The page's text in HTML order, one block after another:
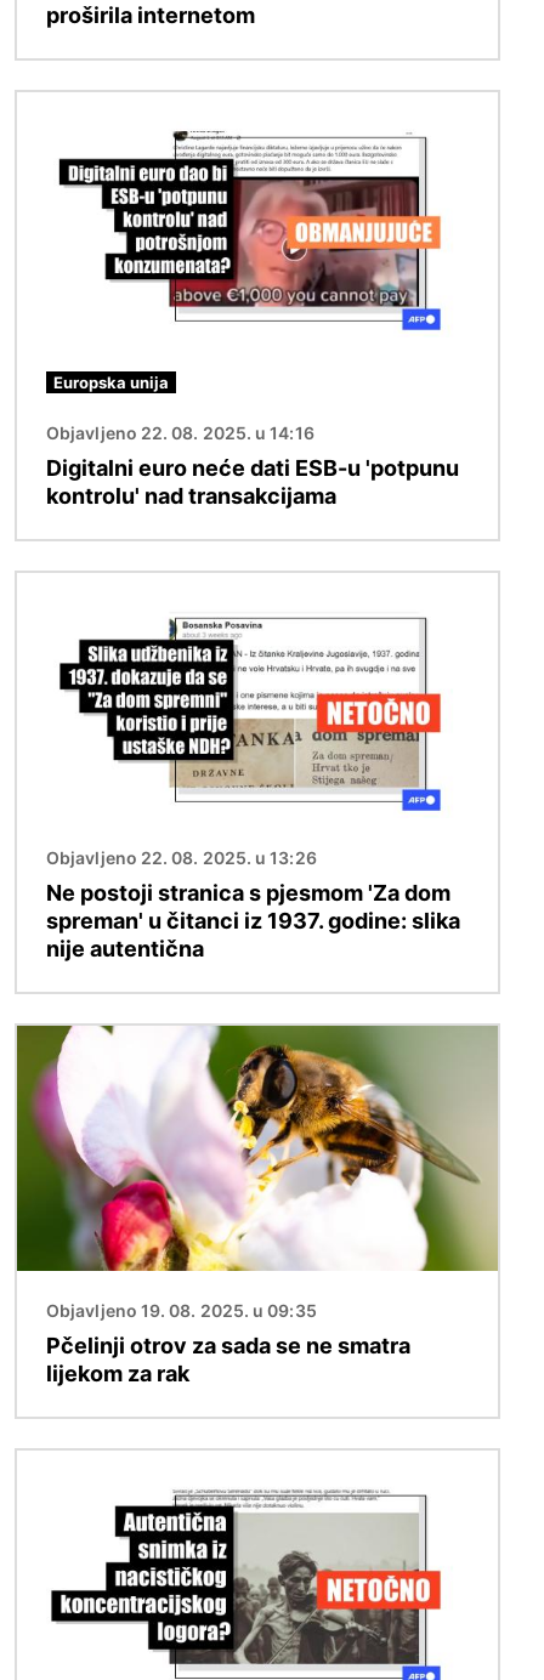
proširila internetom
Europska unija
Objavljeno 22. 08. 2025. u 14:16
Digitalni euro neće dati ESB-u 'potpunu
kontrolu' nad transakcijama
Objavljeno 22. 08. 2025. u 13:26
Ne postoji stranica s pjesmom 'Za dom
spreman' u čitanci iz 1937. godine: slika
nije autentična
Objavljeno 19. 08. 2025. u 09:35
Pčelinji otrov za sada se ne smatra
lijekom za rak